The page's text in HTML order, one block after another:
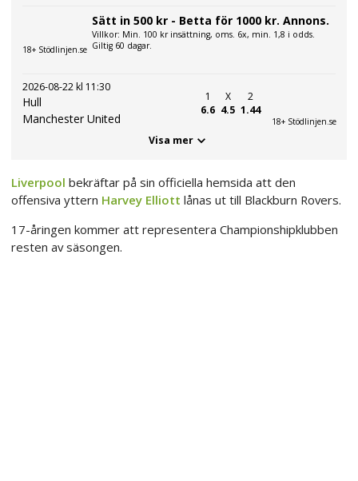
18+ Stödlinjen.se
Sätt in 500 kr - Betta för 1000 kr. Annons.
Villkor: Min. 100 kr insättning, oms. 6x, min. 1,8 i odds.
Giltig 60 dagar.
2026-08-22 kl 11:30
Hull
Manchester United
1
6.6
X
4.5
2
1.44
18+ Stödlinjen.se
Visa mer
Liverpool bekräftar på sin officiella hemsida att den
offensiva yttern Harvey Elliott lånas ut till Blackburn Rovers.
17-åringen kommer att representera Championshipklubben
resten av säsongen.